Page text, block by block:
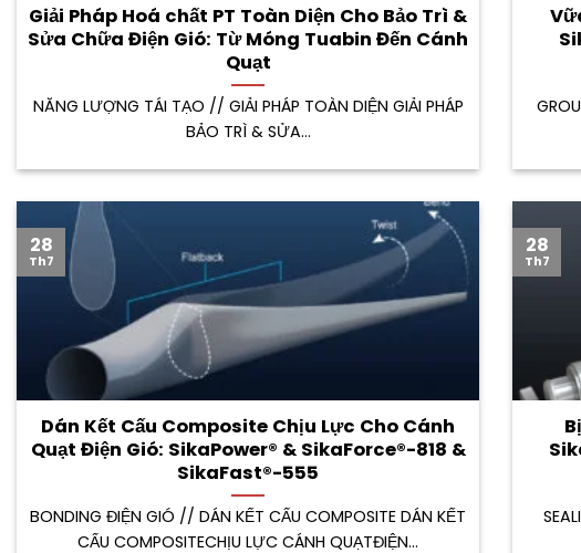
Giải Pháp Hoá chất PT Toàn Diện Cho Bảo Trì &
Sửa Chữa Điện Gió: Từ Móng Tuabin Đến Cánh
Quạt
NĂNG LƯỢNG TÁI TẠO // GIẢI PHÁP TOÀN DIỆN GIẢI PHÁP
BẢO TRÌ & SỬA...
Dán Kết Cấu Composite Chịu Lực Cho Cánh
Quạt Điện Gió: SikaPower® & SikaForce®-818 &
SikaFast®-555
BONDING ĐIỆN GIÓ // DÁN KẾT CẤU COMPOSITE DÁN KẾT
CẤU COMPOSITECHỊU LỰC CÁNH QUẠTĐIỆN...
28
Th7
28
Th7